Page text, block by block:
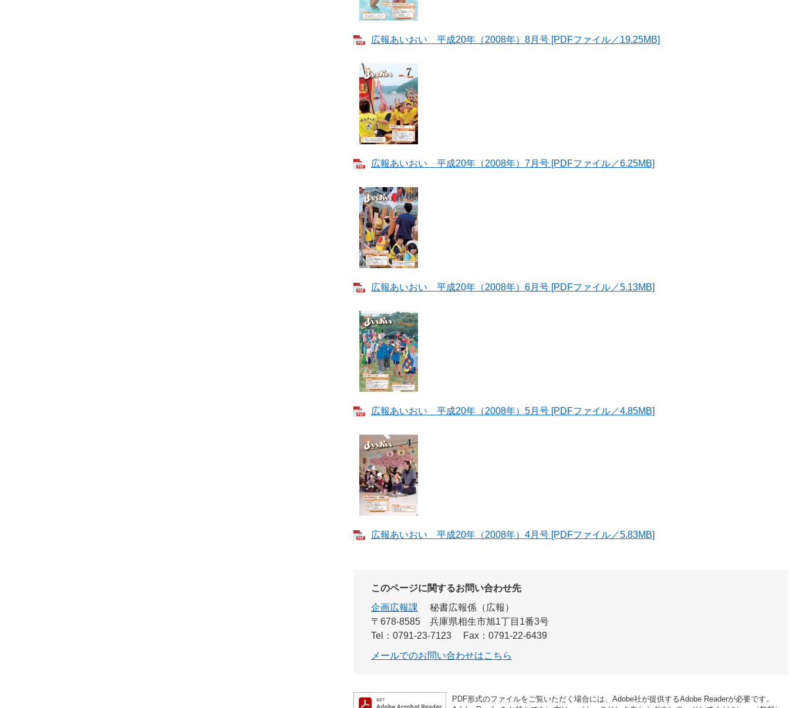
広報あいおい 平成20年（2008年）8月号 [PDFファイル／19.25MB]
広報あいおい 平成20年（2008年）7月号 [PDFファイル／6.25MB]
広報あいおい 平成20年（2008年）6月号 [PDFファイル／5.13MB]
広報あいおい 平成20年（2008年）5月号 [PDFファイル／4.85MB]
広報あいおい 平成20年（2008年）4月号 [PDFファイル／5.83MB]
このページに関するお問い合わせ先
企画広報課
秘書広報係（広報）
〒678-8585
兵庫県相生市旭1丁目1番3号
Tel：0791-23-7123
Fax：0791-22-6439
メールでのお問い合わせはこちら
PDF形式のファイルをご覧いただく場合には、Adobe社が提供するAdobe Readerが必要です。